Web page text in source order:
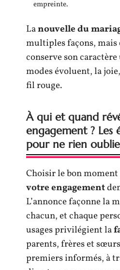
empreinte.
Lanouvelle du
multiples façons, mais
conserve son
modes évoluent, la
fil rouge.
À qui et quand
engagement ? Les
pour ne rien
Choisir le bon
votre engagement
L’annonce façonne la
chacun, et chaque
usages privilégient la
parents, frères et
premiers informés, à